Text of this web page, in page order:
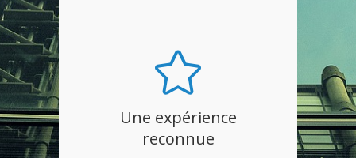
Une expérience
reconnue
Une expérience
reconnue
Près de 20 ans de conseil et
d’expertise internationale à votre
service.